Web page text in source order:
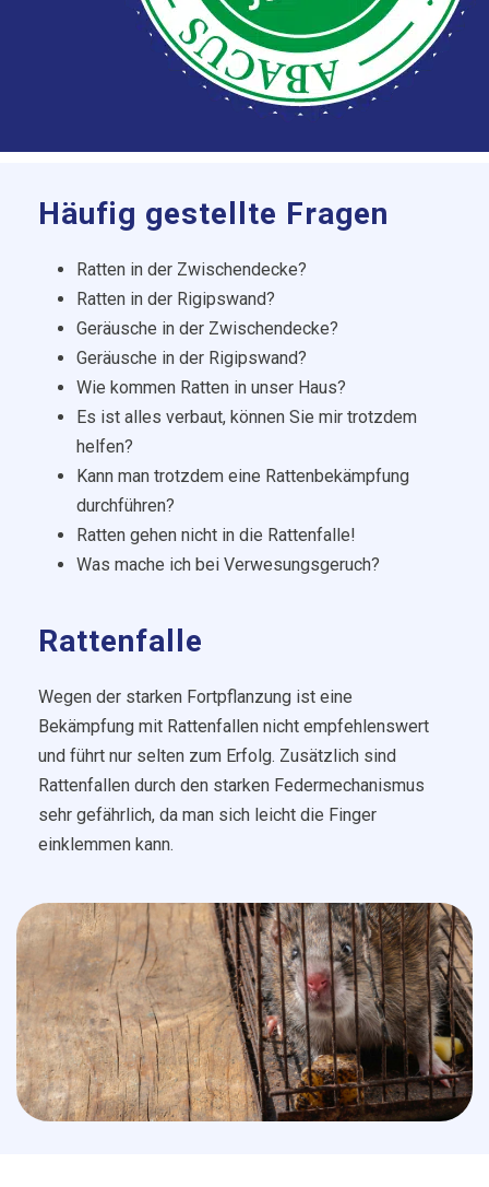
Häufig gestellte Fragen
Ratten in der Zwischendecke?
Ratten in der Rigipswand?
Geräusche in der Zwischendecke?
Geräusche in der Rigipswand?
Wie kommen Ratten in unser Haus?
Es ist alles verbaut, können Sie mir trotzdem
helfen?
Kann man trotzdem eine Rattenbekämpfung
durchführen?
Ratten gehen nicht in die Rattenfalle!
Was mache ich bei Verwesungsgeruch?
Rattenfalle
Wegen der starken Fortpflanzung ist eine
Bekämpfung mit Rattenfallen nicht empfehlenswert
und führt nur selten zum Erfolg. Zusätzlich sind
Rattenfallen durch den starken Federmechanismus
sehr gefährlich, da man sich leicht die Finger
einklemmen kann.